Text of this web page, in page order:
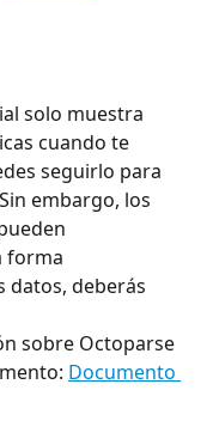
solo muestra
cuando te
seguirlo para
embargo, los
forma
datos, deberás
sobre Octoparse
Documento